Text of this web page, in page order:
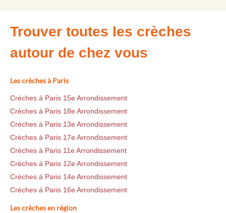
Trouver toutes les crèches
autour de chez vous
Les crèches à Paris
Crèches à Paris 15e Arrondissement
Crèches à Paris 18e Arrondissement
Crèches à Paris 13e Arrondissement
Crèches à Paris 17e Arrondissement
Crèches à Paris 11e Arrondissement
Crèches à Paris 12e Arrondissement
Crèches à Paris 14e Arrondissement
Crèches à Paris 16e Arrondissement
Les crèches en région